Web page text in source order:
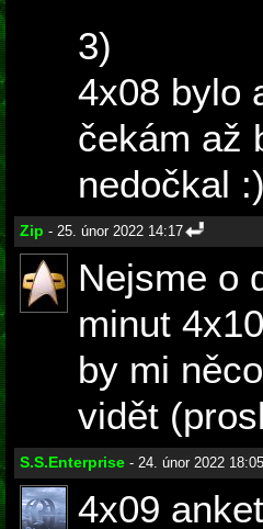
3)
4x08 bylo
čekám až
nedočkal :)
Zip - 25. únor 2022 14:17
Nejsme o
minut
by mi
vidět
S.S.Enterprise - 24. únor 2022 18:05
4x09